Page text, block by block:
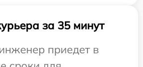
за 35 минут
приедет в